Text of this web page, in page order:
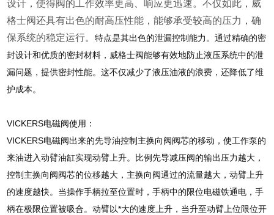
设计，使得阀的工作效率更高、响应更迅速。不仅如此，威
格士阀还具有出色的耐高压性能，能够承受较高的压力，确
保系统的稳定运行。特点是其出色的泄漏控制能力。通过精确的密
封设计和优质的密封材料，威格士阀能够有效地防止液压系统中的泄
漏问题，提供密封性能。这不仅减少了液压油液的浪费，还降低了维
护成本。
VICKERS电磁阀使用：
VICKERS电磁阀出来的先导油控制主换向阀阀芯的移动，使工作泵的
来油进入动臂油缸实现动臂上升。比例先导减压阀的输出压力越大，
控制主换向阀阀芯的位移越大，主换向阀通过的流量越大，动臂上升
的速度越快。当操作手柄拉至位置时，手柄中的限位电磁铁通电，手
柄在极限位置被吸合。动臂以*大的速度上升，当升至动臂上位限位开